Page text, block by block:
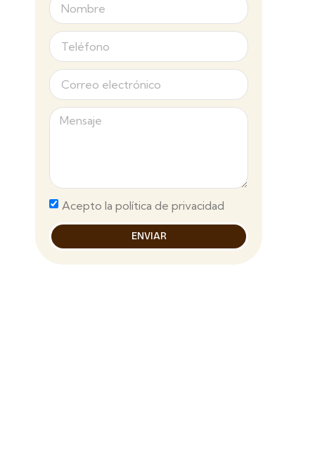
Acepto la política de privacidad
ENVIAR